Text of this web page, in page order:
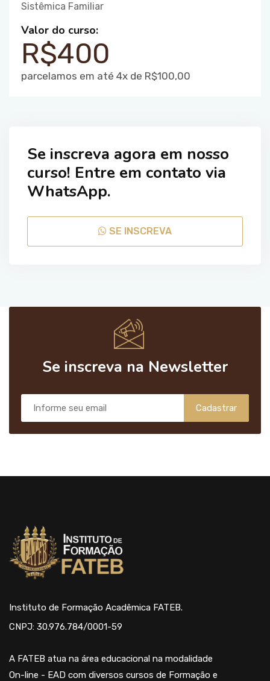
Sistêmica Familiar
Valor do curso:
R$400
parcelamos em até 4x de R$100,00
Se inscreva agora em nosso
curso! Entre em contato via
WhatsApp.
SE INSCREVA
Se inscreva na Newsletter
Cadastrar
Instituto de Formação Acadêmica FATEB.
CNPJ: 30.976.784/0001-59
A FATEB atua na área educacional na modalidade
On-line - EAD com diversos cursos de Formação e